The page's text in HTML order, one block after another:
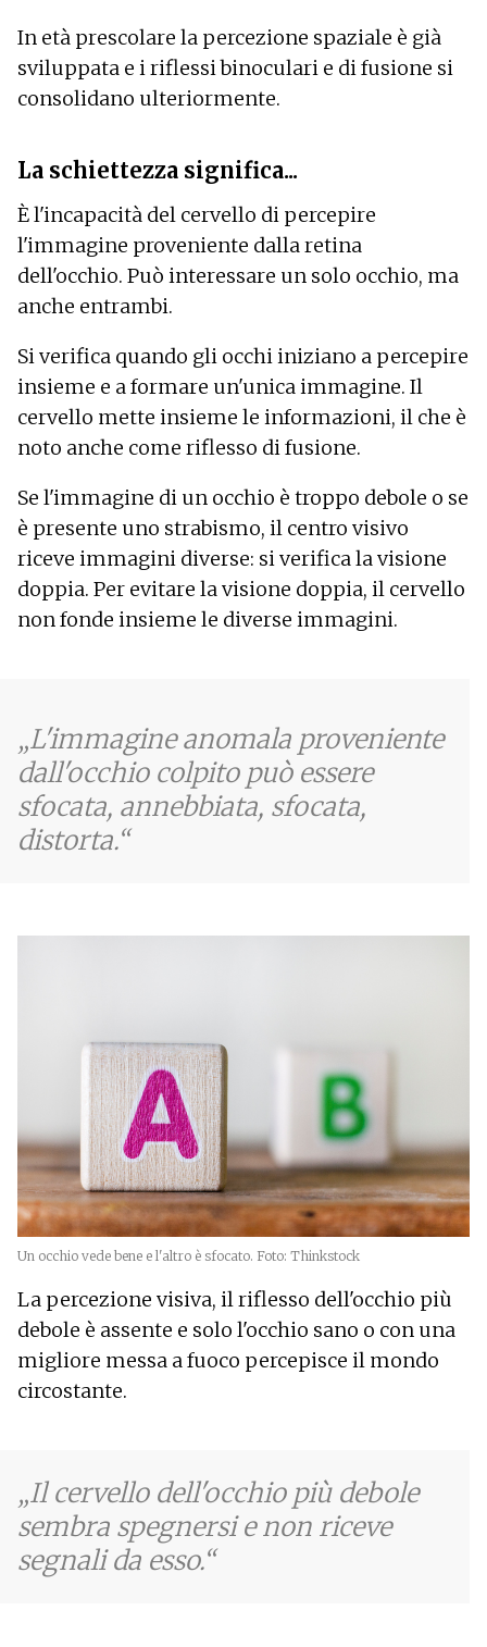
In età prescolare la percezione spaziale è già
sviluppata e i riflessi binoculari e di fusione si
consolidano ulteriormente.
La schiettezza significa...
È l'incapacità del cervello di percepire
l'immagine proveniente dalla retina
dell'occhio. Può interessare un solo occhio, ma
anche entrambi.
Si verifica quando gli occhi iniziano a percepire
insieme e a formare un'unica immagine. Il
cervello mette insieme le informazioni, il che è
noto anche come riflesso di fusione.
Se l'immagine di un occhio è troppo debole o se
è presente uno strabismo, il centro visivo
riceve immagini diverse: si verifica la visione
doppia. Per evitare la visione doppia, il cervello
non fonde insieme le diverse immagini.
L'immagine anomala proveniente
dall'occhio colpito può essere
sfocata, annebbiata, sfocata,
distorta.
Un occhio vede bene e l'altro è sfocato. Foto: Thinkstock
La percezione visiva, il riflesso dell'occhio più
debole è assente e solo l'occhio sano o con una
migliore messa a fuoco percepisce il mondo
circostante.
Il cervello dell'occhio più debole
sembra spegnersi e non riceve
segnali da esso.